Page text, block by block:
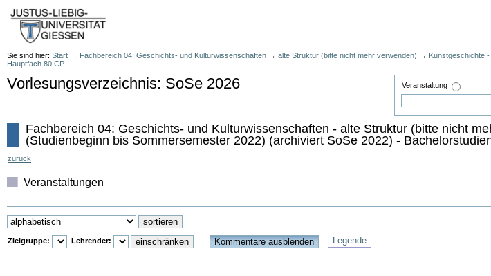
Sie sind hier: Start → Fachbereich 04: Geschichts- und Kulturwissenschaften → alte Struktur (bitte nicht mehr verwenden) → Kunstgeschichte -
Hauptfach 80 CP
Vorlesungsverzeichnis: SoSe 2026 Veranstaltung
Fachbereich 04: Geschichts- und Kulturwissenschaften - alte Struktur (bitte nicht
(Studienbeginn bis Sommersemester 2022) (archiviert SoSe 2022) -
zurück
Veranstaltungen
Zielgruppe: Lehrender: Legende